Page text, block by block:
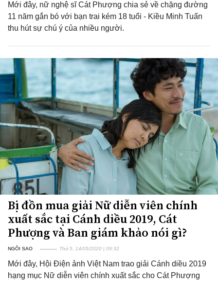
Mới đây, nữ nghệ sĩ Cát Phượng chia sẻ về chặng đường
11 năm gắn bó với bạn trai kém 18 tuổi - Kiều Minh Tuấn
thu hút sự chú ý của nhiều người.
Bị đồn mua giải Nữ diễn viên chính
xuất sắc tại Cánh diều 2019, Cát
Phượng và Ban giám khảo nói gì?
NGÔI SAO Thứ 5, 14/05/2020 | 09:32
Mới đây, Hội Điện ảnh Việt Nam trao giải Cánh diều 2019
hạng mục Nữ diễn viên chính xuất sắc cho Cát Phượng